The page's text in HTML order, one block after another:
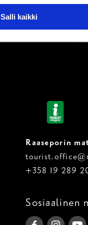
Salli kaikki
Raaseporin
+358 19 289
Sosiaalinen